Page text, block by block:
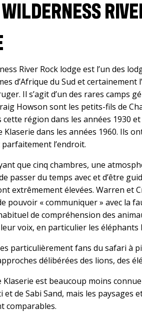
WILDERNESS
River Rock lodge est l’un des
d’Afrique du Sud et certainement
Il s’agit d’un des rares camps
Howson sont les petits-fils de
cette région dans les années 1930
Klaserie dans les années 1960. Ils
l’endroit.
que cinq chambres, une
passer du temps avec et d’être
extrêmement élevées. Warren et
pouvoir « communiquer » avec la
de compréhension des
voix, en particulier les éléphants
particulièrement fans du safari à
délibérées des lions, des
Klaserie est beaucoup moins
et de Sabi Sand, mais les paysages
comparables.